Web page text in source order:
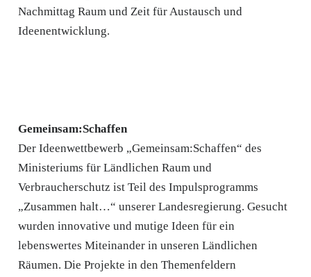
Nachmittag Raum und Zeit für Austausch und
Ideenentwicklung.
Gemeinsam:Schaffen
Der Ideenwettbewerb „Gemeinsam:Schaffen“ des
Ministeriums für Ländlichen Raum und
Verbraucherschutz ist Teil des Impulsprogramms
„Zusammen halt…“ unserer Landesregierung. Gesucht
wurden innovative und mutige Ideen für ein
lebenswertes Miteinander in unseren Ländlichen
Räumen. Die Projekte in den Themenfeldern